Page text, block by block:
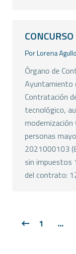
PorLorena Agullo
Órgano de
Ayuntamiento
Contratación
tecnológico,
modernización
personas
2021000103
sin impuestos
del contrato:
1 …